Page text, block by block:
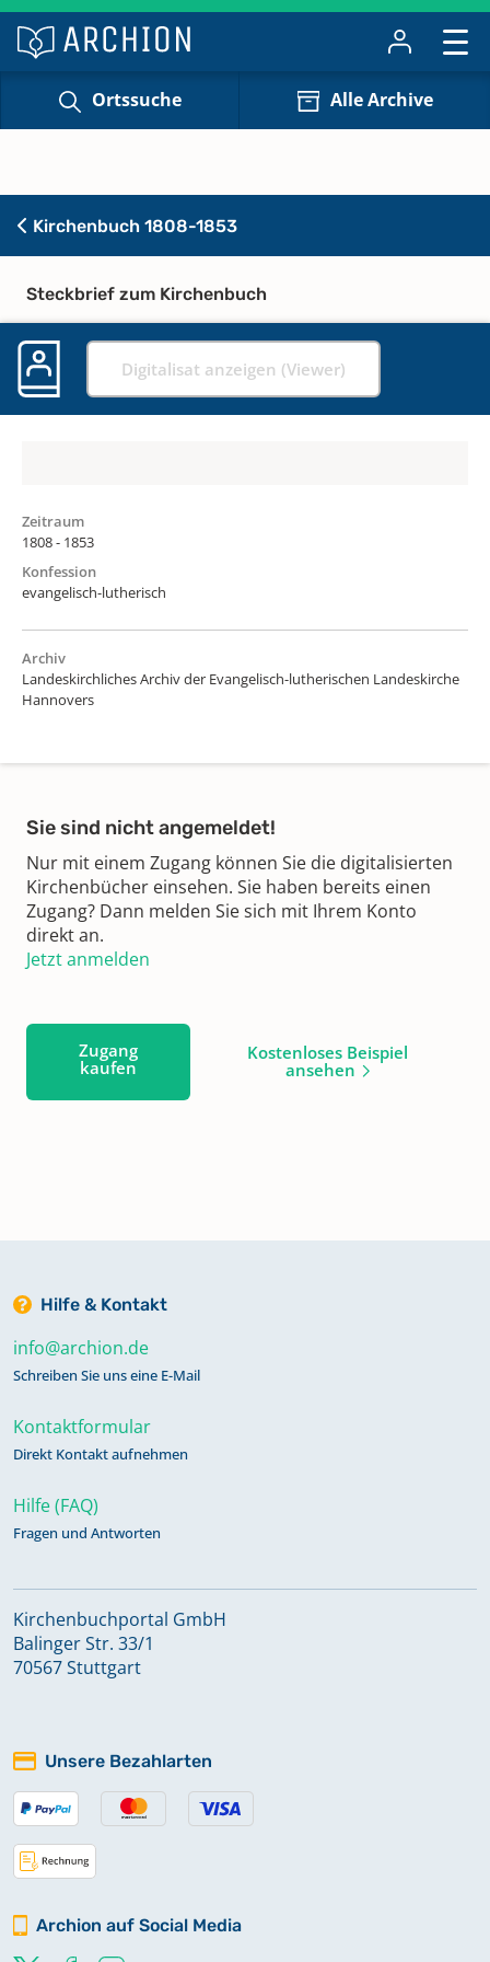
Ortssuche Alle Archive
Kirchenbuch 1808-1853
Steckbrief zum Kirchenbuch
Digitalisat anzeigen (Viewer)
Zeitraum
1808 - 1853
Konfession
evangelisch-lutherisch
Archiv
Landeskirchliches Archiv der Evangelisch-lutherischen Landeskirche
Hannovers
Sie sind nicht angemeldet!
Nur mit einem Zugang können Sie die digitalisierten
Kirchenbücher einsehen. Sie haben bereits einen
Zugang? Dann melden Sie sich mit Ihrem Konto
direkt an.
Jetzt anmelden
Zugang
kaufen
Kostenloses Beispiel
ansehen
Hilfe & Kontakt
info@archion.de
Schreiben Sie uns eine E-Mail
Kontaktformular
Direkt Kontakt aufnehmen
Hilfe (FAQ)
Fragen und Antworten
Kirchenbuchportal GmbH
Balinger Str. 33/1
70567 Stuttgart
Unsere Bezahlarten
Archion auf Social Media